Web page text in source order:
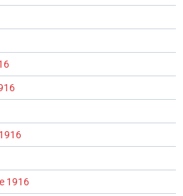
1916